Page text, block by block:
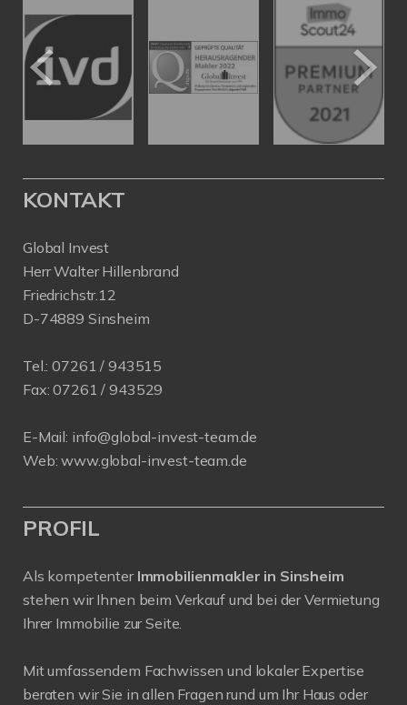
KONTAKT
Global Invest
Herr Walter Hillenbrand
Friedrichstr.12
D-74889 Sinsheim
Tel.:07261 / 943515
Fax: 07261 / 943529
E-Mail: info@global-invest-team.de
Web:www.global-invest-team.de
PROFIL
Als kompetenter Immobilienmakler in Sinsheim
stehen wir Ihnen beim Verkauf und bei der Vermietung
Ihrer Immobilie zur Seite.
Mit umfassendem Fachwissen und lokaler Expertise
beraten wir Sie in allen Fragen rund um Ihr Haus oder